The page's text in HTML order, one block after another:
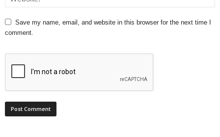
Save my name, email, and website in this browser for the next time I
comment.